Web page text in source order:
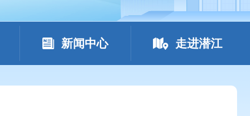
新闻中心 走进潜江